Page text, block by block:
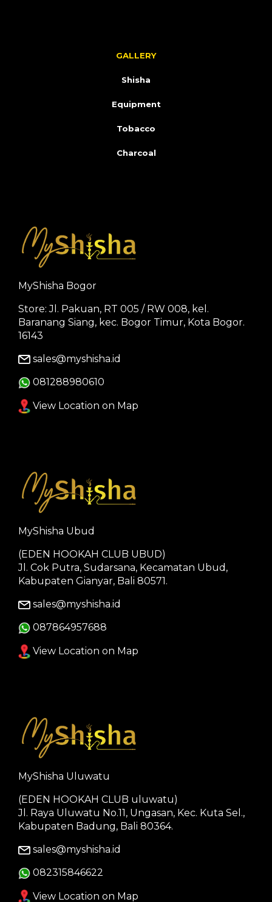
GALLERY
Shisha
Equipment
Tobacco
Charcoal
MyShisha Bogor
Store: Jl. Pakuan, RT 005 / RW 008, kel.
Baranang Siang, kec. Bogor Timur, Kota Bogor.
16143
sales@myshisha.id
081288980610
View Location on Map
MyShisha Ubud
(EDEN HOOKAH CLUB UBUD)
Jl. Cok Putra, Sudarsana, Kecamatan Ubud,
Kabupaten Gianyar, Bali 80571.
sales@myshisha.id
087864957688
View Location on Map
MyShisha Uluwatu
(EDEN HOOKAH CLUB uluwatu)
Jl. Raya Uluwatu No.11, Ungasan, Kec. Kuta Sel.,
Kabupaten Badung, Bali 80364.
sales@myshisha.id
082315846622
View Location on Map